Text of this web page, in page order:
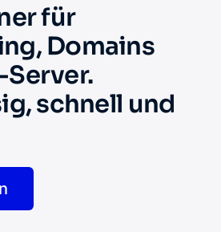
für
Domains
schnell und